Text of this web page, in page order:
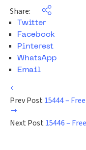
Share:
Twitter
Facebook
Pinterest
WhatsApp
Email
Prev Post 15444 –
Next Post 15446 –